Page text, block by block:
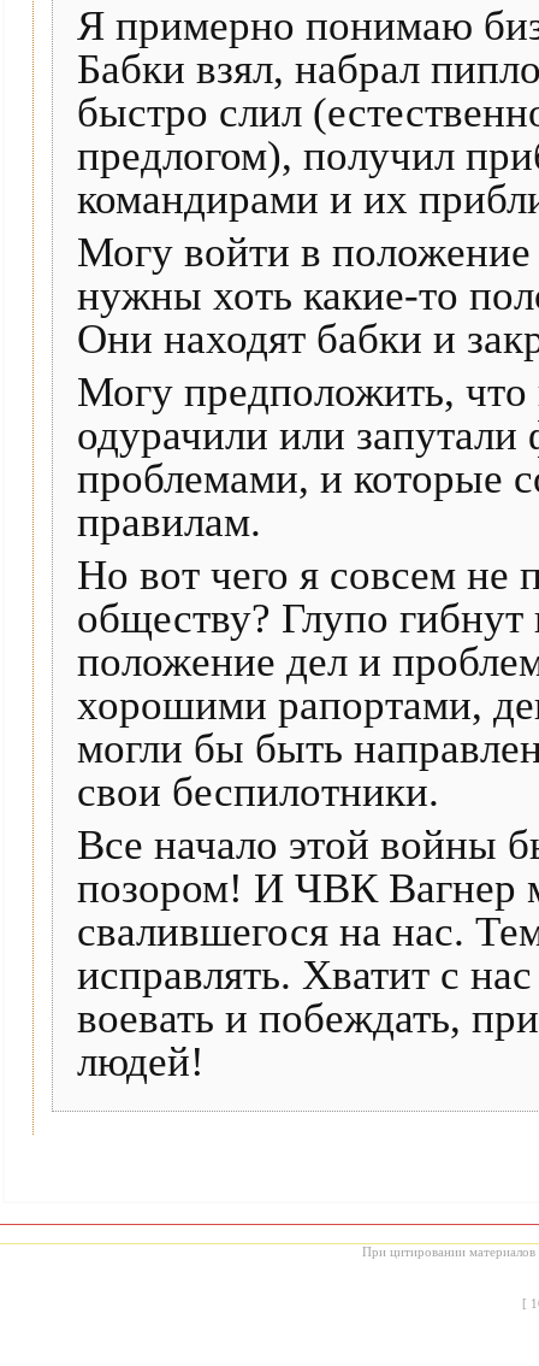
Я примерно понимаю
Бабки взял, набрал
быстро слил
предлогом), получил
командирами и их
Могу войти в
нужны хоть какие-то
Они находят бабки и
Могу предположить,
одурачили или
проблемами, и которые
правилам.
Но вот чего я совсем не
обществу? Глупо
положение дел и
хорошими рапортами,
могли бы быть
свои беспилотники.
Все начало этой войны
позором! И ЧВК Вагнер
свалившегося на нас.
исправлять. Хватит с
воевать и побеждать,
людей!
При цитировании материалов
[